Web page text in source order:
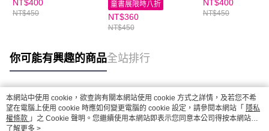
NT$400
NT$450
童書展限時八折
NT$360
NT$450
NT$400
NT$450
你可能有興趣的商品全站排行
熱門標籤
本網站中使用 cookie，欲查詢有關本網站使用 cookie 方式之詳情，及若您不希
望在電腦上使用 cookie 時應如何變更電腦的 cookie 設定，請參閱本網站「 隱私
權條款 」之 Cookie 聲明。您繼續使用本網站即表示您同意本公司得按本網站使
用條款之 Cookie 聲明使用 cookie。
了解更多 >